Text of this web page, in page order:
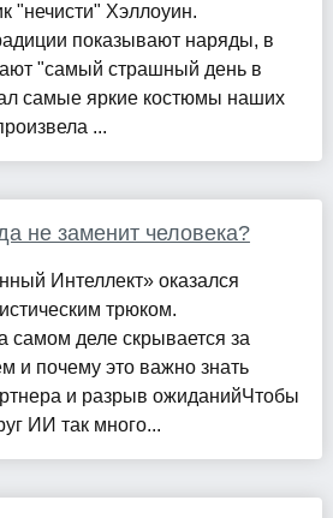
"нечисти" Хэллоуин.
показывают наряды, в
"самый страшный день в
самые яркие костюмы наших
...
не заменит человека?
Интеллект» оказался
трюком.
самом деле скрывается за
и почему это важно знать
и разрыв ожиданийЧтобы
ИИ так много...